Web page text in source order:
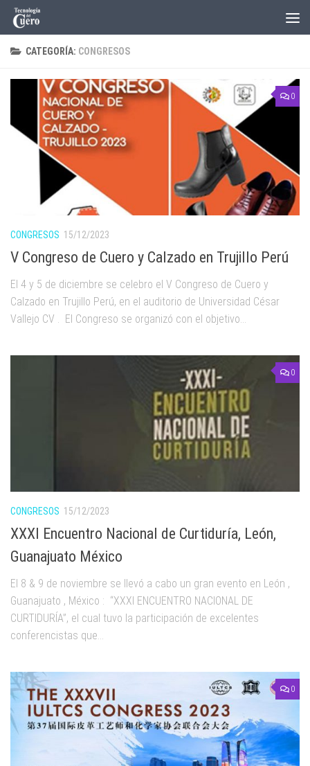
Skip to content
CATEGORÍA: CONGRESOS
0
CONGRESOS 15/12/2023
V Congreso de Cuero y Calzado en Trujillo Perú
El 4 y 5 de diciembre se celebro el V Congreso de Cuero y
Calzado en Trujillo Perú, en el auditorio de Universidad César
Vallejo CV . El Congreso se organizó con el objetivo...
0
CONGRESOS 15/12/2023
XXXI Encuentro Nacional de Curtiduría, León,
Guanajuato México
El 8 & 9 de noviembre se llevó a cabo un gran evento en León ,
Guanajuato , México : “XXXI ENCUENTRO NACIONAL DE
CURTIDURÍA”, el cual tuvo la participación de excelentes
conferencistas que...
0